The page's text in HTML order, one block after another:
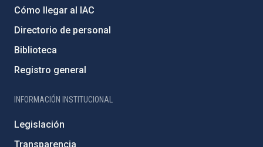
Cómo llegar al IAC
Directorio de personal
Biblioteca
Registro general
INFORMACIÓN INSTITUCIONAL
Legislación
Transparencia